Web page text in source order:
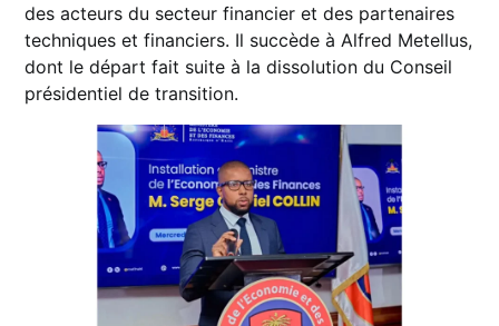
des acteurs du secteur financier et des partenaires
techniques et financiers. Il succède à Alfred Metellus,
dont le départ fait suite à la dissolution du Conseil
présidentiel de transition.